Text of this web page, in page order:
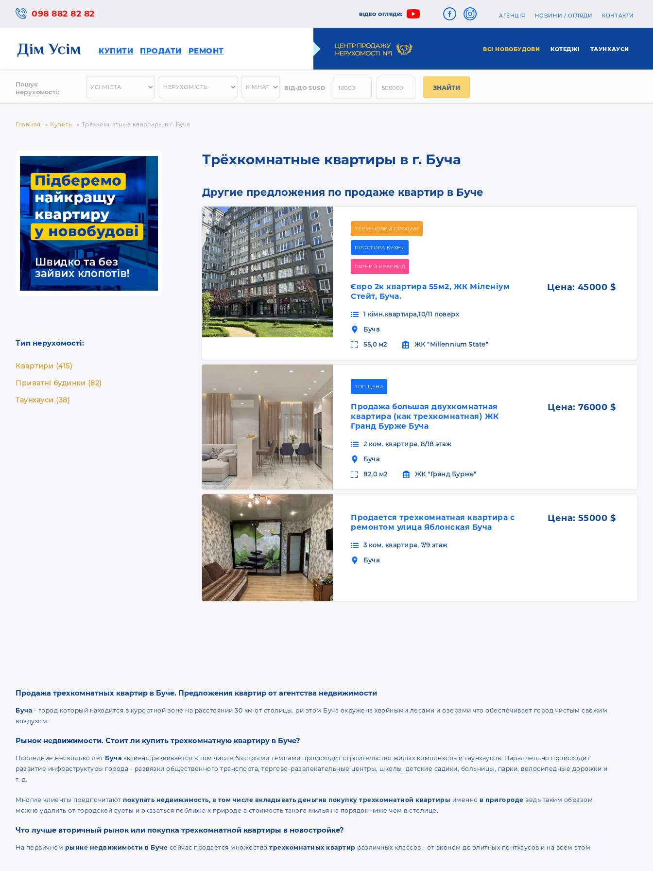
098 882 82 82 АГЕНЦІЯ НОВИНИ / ОГЛЯДИ КОНТАКТИ
ВІДЕО ОГЛЯДИ:
КУПИТИ ПРОДАТИ РЕМОНТ ВСІ НОВОБУДОВИ КОТЕДЖІ ТАУНХАУСИ
Пошук
нерухомості:
ВІД-ДО $USD
Главная » Купить » Трёхкомнатные квартиры в г. Буча
Тип нерухомості:
Квартири (415)
Приватні будинки (82)
Таунхауси (38)
Трёхкомнатные квартиры в г. Буча
Другие предложения по продаже квартир в Буче
ТЕРМІНОВИЙ ПРОДАЖ
ПРОСТОРА КУХНЯ
ГАРНИЙ КРАЄВИД
Євро 2к квартира 55м2, ЖК Міленіум
Стейт, Буча.
Цена: 45000 $
1 кімн.квартира,10/11 поверх
Буча
55,0 м2 ЖК "Millennium State"
ТОП ЦЕНА
Продажа большая двухкомнатная
квартира (как трехкомнатная) ЖК
Гранд Бурже Буча
Цена: 76000 $
2 ком. квартира, 8/18 этаж
Буча
82,0 м2 ЖК "Гранд Бурже"
Продается трехкомнатная квартира с
ремонтом улица Яблонская Буча
Цена: 55000 $
3 ком. квартира, 7/9 этаж
Буча
Продажа трехкомнатных квартир в Буче. Предложения квартир от агентства недвижимости
Буча - город который находится в курортной зоне на расстоянии 30 км от столицы. ри этом Буча окружена хвойными лесами и озерами что обеспечивает город чистым свежим
воздухом.
Рынок недвижимости. Стоит ли купить трехкомнатную квартиру в Буче?
Последние несколько лет Буча активно развивается в том числе быстрыми темпами происходит строительство жилых комплексов и таунхаусов. Параллельно происходит
развитие инфраструктуры города - развязки общественного транспорта, торгово-развлекательные центры, школы, детские садики, больницы, парки, велосипедные дорожки и
т. д.
Многие клиенты предпочитают покупать недвижимость, в том числе вкладывать деньгив покупку трехкомнатной квартиры именно в пригороде ведь таким образом
можно удалить от городской суеты и оказаться поближе к природе а стоимость такого жилья на порядок ниже чем в столице.
Что лучше вторичный рынок или покупка трехкомнатной квартиры в новостройке?
На первичном рынке недвижимости в Буче сейчас продается множество трехкомнатных квартир различных классов - от эконом до элитных пентхаусов и на всем этом